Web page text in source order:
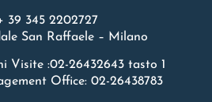
39 345 2202727
San Raffaele – Milano
Visite :02-26432643 tasto 1
Office: 02-26438783